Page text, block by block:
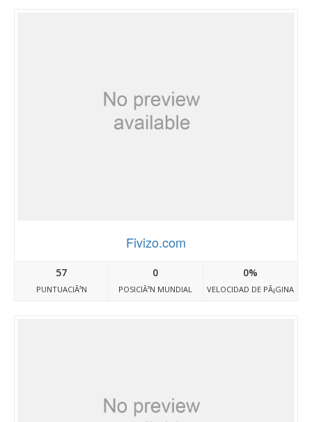
Fivizo.com
57
PUNTUACIÃ³N
0
POSICIÃ³N MUNDIAL
0%
VELOCIDAD DE PÃ¡GINA